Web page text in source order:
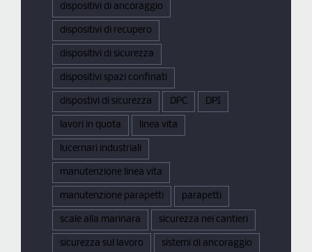
dispositivi di ancoraggio
dispositivi di recupero
dispositivi di sicurezza
dispositivi spazi confinati
dispostivi di sicurezza DPC DPI
lavori in quota linea vita
lucernari industriali
manutenzione linea vita
manutenzione parapetti parapetti
scale alla marinara sicurezza nei cantieri
sicurezza sul lavoro sistemi di ancoraggio